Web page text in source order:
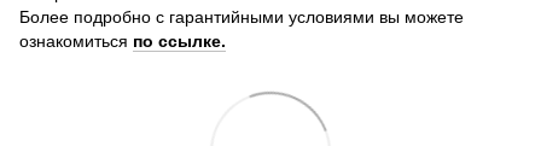
Более подробно с гарантийными условиями вы можете
ознакомиться по ссылке.